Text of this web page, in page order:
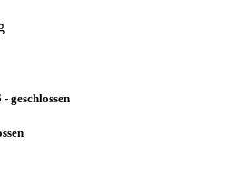
geschlossen